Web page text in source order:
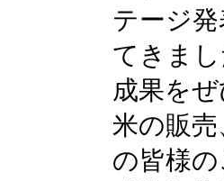
テージ
てきま
成果を
米の販
の皆様